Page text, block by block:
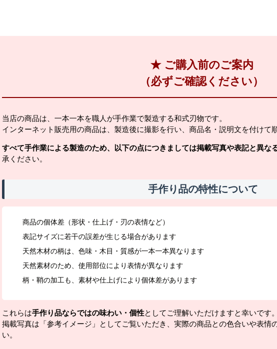
★ ご購入前のご案内
（必ずご確認ください）
当店の商品は、一本一本を職人が手作業で製造する和式刃物です。
インターネット販売用の商品は、製造後に撮影を行い、商品名・説明文を付けて
すべて手作業による製造のため、以下の点につきましては掲載写真や表記と異な
承ください。
手作り品の特性について
商品の個体差（形状・仕上げ・刃の表情など）
表記サイズに若干の誤差が生じる場合があります
天然木材の柄は、色味・木目・質感が一本一本異なります
天然素材のため、使用部位により表情が異なります
柄・鞘の加工も、素材や仕上げにより個体差があります
これらは手作り品ならではの味わい・個性としてご理解いただけますと幸いです。
掲載写真は「参考イメージ」としてご覧いただき、実際の商品との色合いや表情
い。